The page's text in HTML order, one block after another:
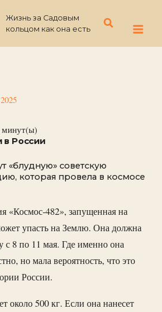
Жизнь за Садовым
кольцом как она есть
Поиск
минут(ы)
в России
«блудную» советскую
которая провела в космосе
«Космос-482», запущенная на
упасть на Землю. Она должна
с 8 по 11 мая. Где именно она
но мала вероятность, что это
России.
около 500 кг. Если она нанесет